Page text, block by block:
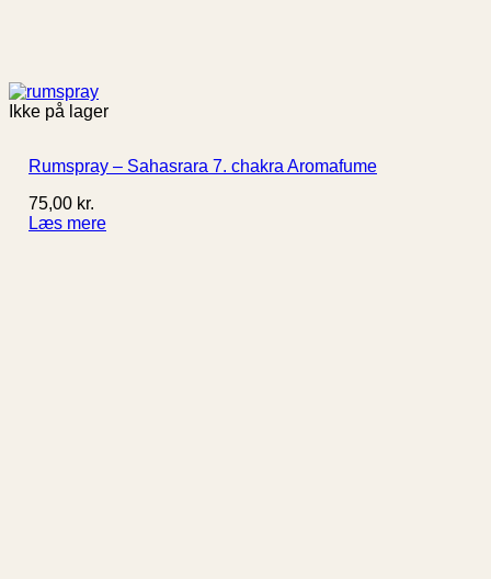
Ikke på lager
Rumspray – Sahasrara 7. chakra Aromafume
75,00 kr.
Læs mere